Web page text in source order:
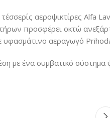
αεροψικτίρες Alfa
προσφέρει οκτώ
αεραγωγό
με ένα συμβατικό σύστημα